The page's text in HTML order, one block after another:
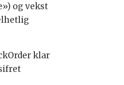
og vekst
klar